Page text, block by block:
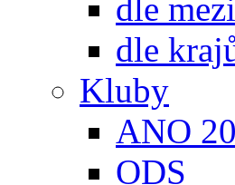
dle
dle
Kluby
ANO
ODS